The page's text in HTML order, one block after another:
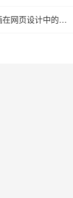
行业动态创意插画在网页设计中的应用